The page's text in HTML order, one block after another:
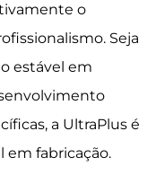
o
Seja
estável em
a UltraPlus é
em fabricação.